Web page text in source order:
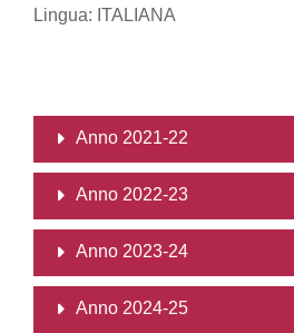
Lingua: ITALIANA
Anno 2021-22
Anno 2022-23
Anno 2023-24
Anno 2024-25